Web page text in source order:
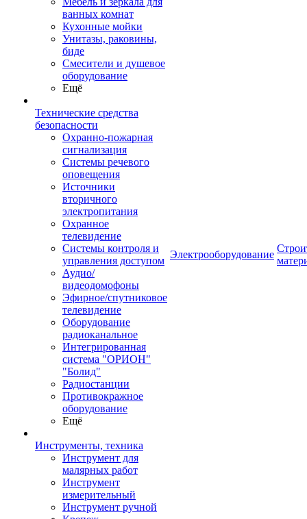
ванных комнат
Кухонные мойки
Унитазы, раковины,
биде
Смесители и душевое
оборудование
Ещё
Технические средства
безопасности
Охранно-пожарная
сигнализация
Системы речевого
оповещения
Источники
вторичного
электропитания
Охранное
телевидение
Системы контроля и
управления доступом
Аудио/
видеодомофоны
Эфирное/спутниковое
телевидение
Оборудование
радиоканальное
Интегрированная
система "ОРИОН"
"Болид"
Радиостанции
Противокражное
оборудование
Ещё
Инструменты, техника
Инструмент для
малярных работ
Инструмент
измерительный
Инструмент ручной
Электрооборудование